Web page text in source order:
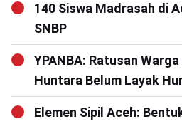
140 Siswa Madrasah di
SNBP
YPANBA: Ratusan
Huntara Belum Layak
Elemen Sipil Aceh: